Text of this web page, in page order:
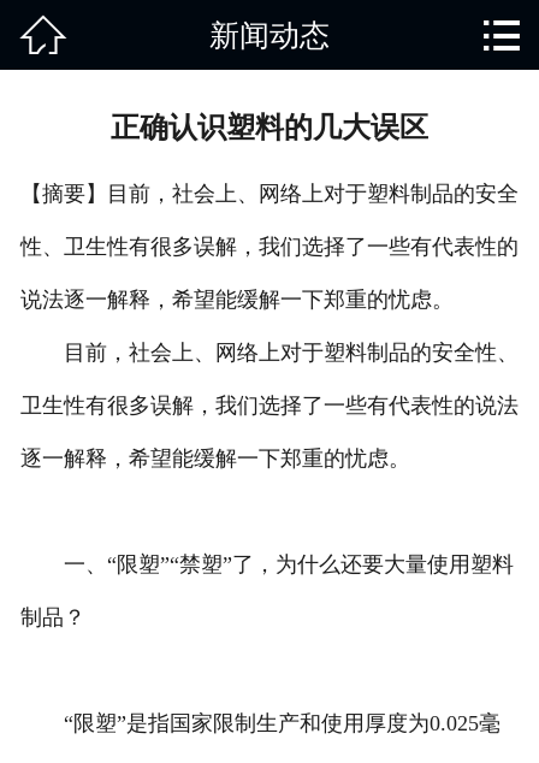
新闻动态
免责说明
 新闻动态 
正确认识塑料的几大误区
【摘要】目前，社会上、网络上对于塑料制品的安全
性、卫生性有很多误解，我们选择了一些有代表性的
说法逐一解释，希望能缓解一下郑重的忧虑。
目前，社会上、网络上对于塑料制品的安全性、
卫生性有很多误解，我们选择了一些有代表性的说法
逐一解释，希望能缓解一下郑重的忧虑。
一、“限塑”“禁塑”了，为什么还要大量使用塑料
制品？
“限塑”是指国家限制生产和使用厚度为0.025毫